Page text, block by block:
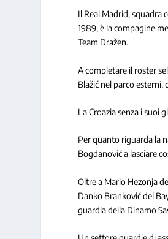
Il Real Madrid, squadra
1989, è la compagine
Team Dražen.
A completare il roster
Blažić nel parco
La Croazia senza i suoi
Per quanto riguarda la
Bogdanović a lasciare
Oltre a Mario Hezonja
Danko Branković del
guardia della Dinamo